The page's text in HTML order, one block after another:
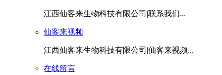
江西仙客来生物科技有限公司|联系我们...
仙客来视频
江西仙客来生物科技有限公司|仙客来视频...
在线留言